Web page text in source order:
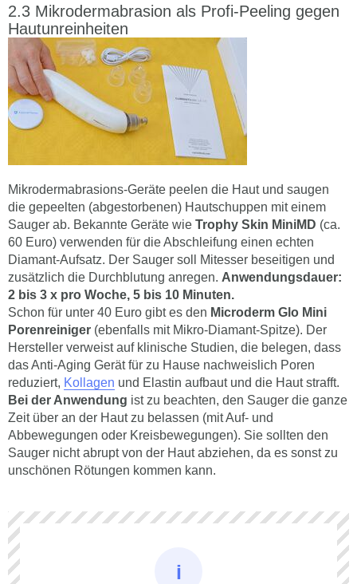
Mikrodermabrasion als Profi-Peeling gegen
Hautunreinheiten
Mikrodermabrasions-Geräte peelen die Haut und saugen
die gepeelten (abgestorbenen) Hautschuppen mit einem
Sauger ab. Bekannte Geräte wie Trophy Skin MiniMD (ca.
60 Euro) verwenden für die Abschleifung einen echten
Diamant-Aufsatz. Der Sauger soll Mitesser beseitigen und
zusätzlich die Durchblutung anregen. Anwendungsdauer:
2 bis 3 x pro Woche, 5 bis 10 Minuten.
Schon für unter 40 Euro gibt es den Microderm Glo Mini
Porenreiniger (ebenfalls mit Mikro-Diamant-Spitze). Der
Hersteller verweist auf klinische Studien, die belegen, dass
das Anti-Aging Gerät für zu Hause nachweislich Poren
reduziert, Kollagen und Elastin aufbaut und die Haut strafft.
Bei der Anwendung ist zu beachten, den Sauger die ganze
Zeit über an der Haut zu belassen (mit Auf- und
Abbewegungen oder Kreisbewegungen). Sie sollten den
Sauger nicht abrupt von der Haut abziehen, da es sonst zu
unschönen Rötungen kommen kann.